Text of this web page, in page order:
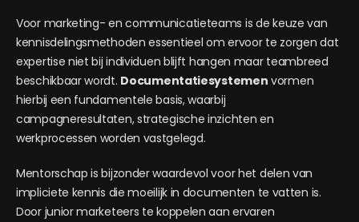
Voor marketing- en communicatieteams is de keuze van
kennisdelingsmethoden essentieel om ervoor te zorgen dat
expertise niet bij individuen blijft hangen maar teambreed
beschikbaar wordt. Documentatiesystemen vormen
hierbij een fundamentele basis, waarbij
campagneresultaten, strategische inzichten en
werkprocessen worden vastgelegd.
Mentorschap is bijzonder waardevol voor het delen van
impliciete kennis die moeilijk in documenten te vatten is.
Door junior marketeers te koppelen aan ervaren